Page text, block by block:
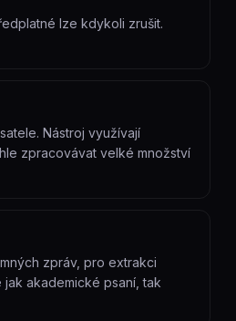
lze kdykoli zrušit.
Nástroj využívají
zpracovávat velké množství
zpráv, pro extrakci
akademické psaní, tak